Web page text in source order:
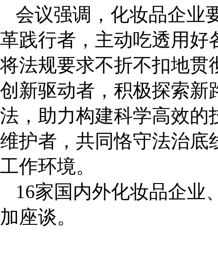
会议强调，化妆品企业
革践行者，主动吃透用好
将法规要求不折不扣地贯
创新驱动者，积极探索新
法，助力构建科学高效的
维护者，共同恪守法治底
工作环境。
16家国内外化妆品企业
加座谈。